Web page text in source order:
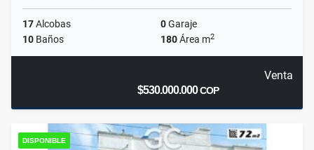
17Alcobas 0Garaje
10 Baños 180Área m2
Venta
$530.000.000COP
DISPONIBLE